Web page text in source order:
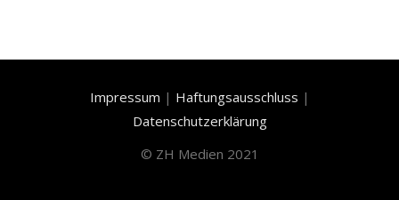
Impressum | Haftungsausschluss |
Datenschutzerklärung
© ZH Medien 2021